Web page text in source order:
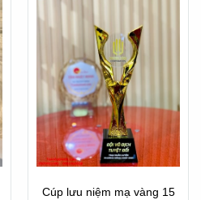
Cúp lưu niệm mạ vàng 15